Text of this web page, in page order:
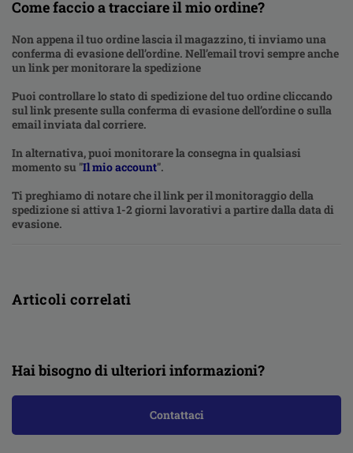
Come faccio a tracciare il mio ordine?
Non appena il tuo ordine lascia il magazzino, ti inviamo una
conferma di evasione dell’ordine. Nell’email trovi sempre anche
un link per monitorare la spedizione
Puoi controllare lo stato di spedizione del tuo ordine cliccando
sul link presente sulla conferma di evasione dell’ordine o sulla
email inviata dal corriere.
In alternativa, puoi monitorare la consegna in qualsiasi
momento su "Il mio account".
Ti preghiamo di notare che il link per il monitoraggio della
spedizione si attiva 1-2 giorni lavorativi a partire dalla data di
evasione.
Articoli correlati
Hai bisogno di ulteriori informazioni?
Contattaci